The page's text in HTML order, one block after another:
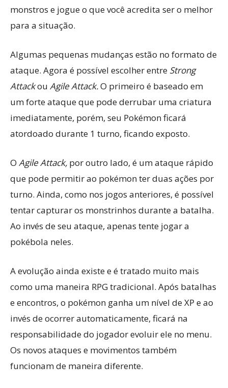
monstros e jogue o que você acredita ser o melhor
para a situação.
Algumas pequenas mudanças estão no formato de
ataque. Agora é possível escolher entre Strong
Attackou Agile Attack.O primeiro é baseado em
um forte ataque que pode derrubar uma criatura
imediatamente, porém, seu Pokémon ficará
atordoado durante 1 turno, ficando exposto.
O Agile Attack, por outro lado, é um ataque rápido
que pode permitir ao pokémon ter duas ações por
turno. Ainda, como nos jogos anteriores, é possível
tentar capturar os monstrinhos durante a batalha.
Ao invés de seu ataque, apenas tente jogar a
pokébola neles.
A evolução ainda existe e é tratado muito mais
como uma maneira RPG tradicional. Após batalhas
e encontros, o pokémon ganha um nível de XP e ao
invés de ocorrer automaticamente, ficará na
responsabilidade do jogador evoluir ele no menu.
Os novos ataques e movimentos também
funcionam de maneira diferente.